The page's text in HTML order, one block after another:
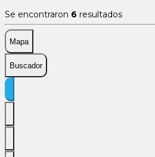
Se encontraron 6 resultados
Mapa
Buscador